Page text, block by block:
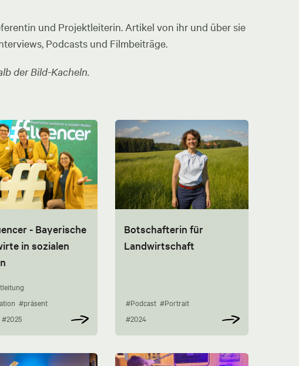
und Projektleiterin. Artikel von ihr und über sie
Podcasts und Filmbeiträge.
der Bild-Kacheln.
- Bayerische
in sozialen
#präsent
#2025
Botschafterin für
Landwirtschaft
#Podcast #Portrait
#2024